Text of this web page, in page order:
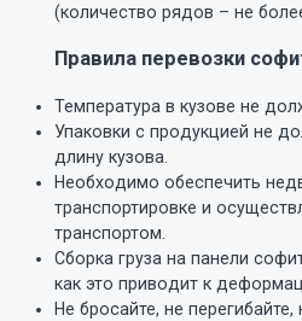
(количество рядов – не
Правила перевозки
Температура в кузове не
Упаковки с продукцией не
длину кузова.
Необходимо обеспечить
транспортировке и
транспортом.
Сборка груза на панели
как это приводит к
Не бросайте, не